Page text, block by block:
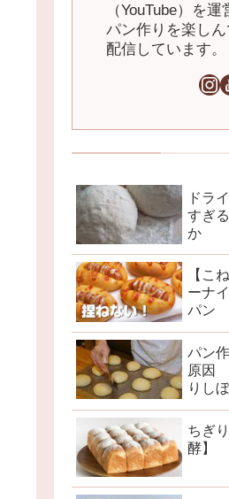
（YouTube）を
パン作りを楽し
配信しています。
ドラ
すぎ
か
【こ
ーナ
パン
パン
原因
りし
ちぎ
酵】